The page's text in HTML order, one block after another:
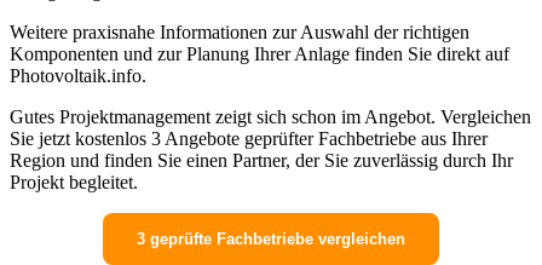
Weitere praxisnahe Informationen zur Auswahl der richtigen
Komponenten und zur Planung Ihrer Anlage finden Sie direkt auf
Photovoltaik.info.
Gutes Projektmanagement zeigt sich schon im Angebot. Vergleichen
Sie jetzt kostenlos 3 Angebote geprüfter Fachbetriebe aus Ihrer
Region und finden Sie einen Partner, der Sie zuverlässig durch Ihr
Projekt begleitet.
3 geprüfte Fachbetriebe vergleichen